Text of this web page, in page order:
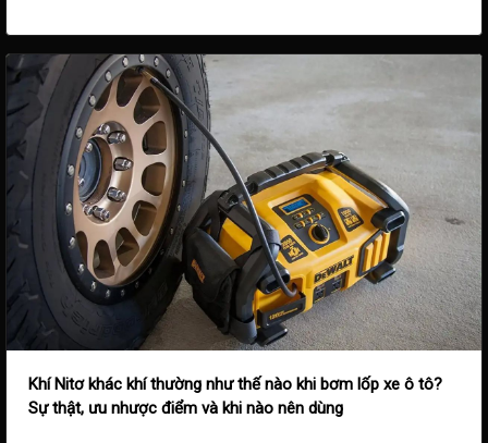
Khí Nitơ khác khí thường như thế nào khi bơm lốp xe ô tô?
Sự thật, ưu nhược điểm và khi nào nên dùng